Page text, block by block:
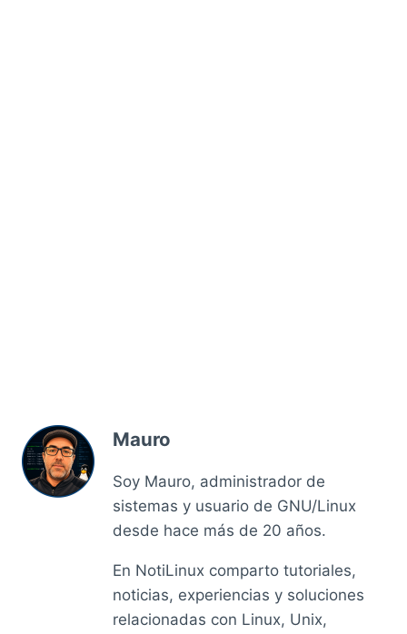
Mauro
Soy Mauro, administrador de
sistemas y usuario de GNU/Linux
desde hace más de 20 años.
En NotiLinux comparto tutoriales,
noticias, experiencias y soluciones
relacionadas con Linux, Unix,